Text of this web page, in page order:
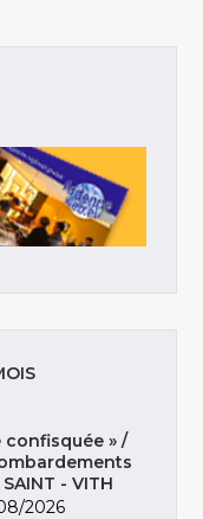
confisquée » /
- VITH
2026